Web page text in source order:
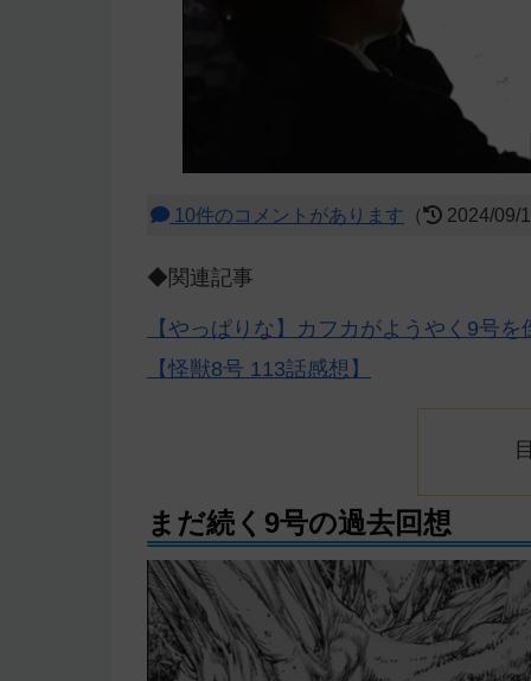
10件のコメントがあります （ 2024/09/
◆関連記事
【やっぱりな】カフカがようやく9号
【怪獣8号 113話感想】
まだ続く9号の過去回想